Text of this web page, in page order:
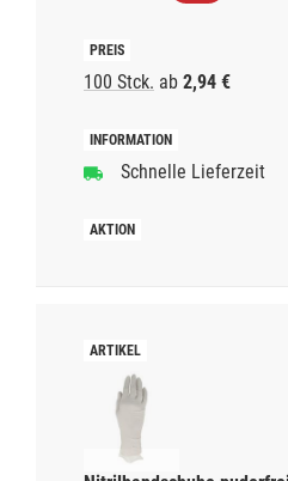
100 Stck. ab 2,94 €
Schnelle Lieferzeit